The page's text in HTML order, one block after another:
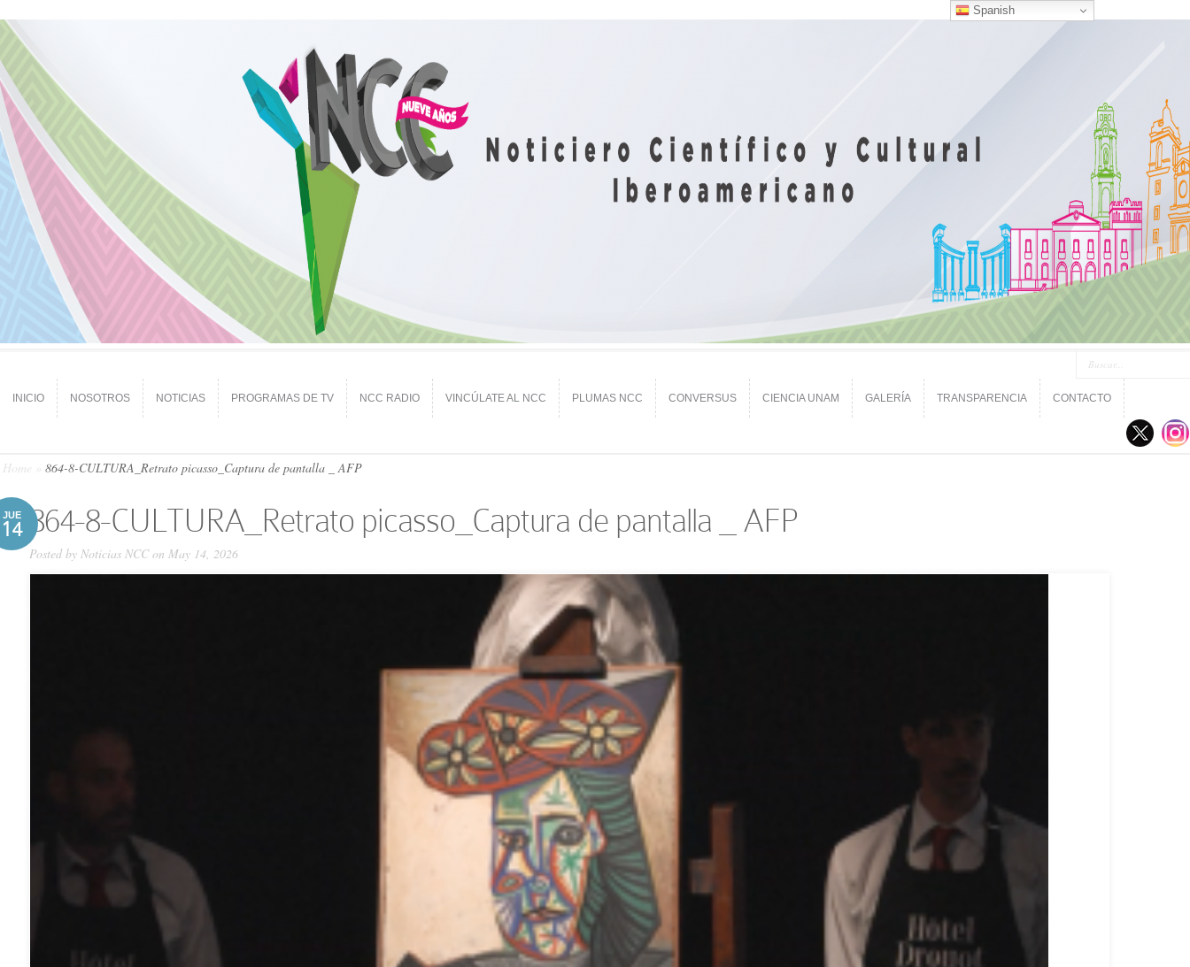
INICIO NOSOTROS NOTICIAS PROGRAMAS DE TV NCC RADIO VINCÚLATE AL NCC PLUMAS NCC CONVERSUS CIENCIA UNAM GALERÍA TRANSPARENCIA CONTACTO
Home 864-8-CULTURA_Retrato picasso_Captura de pantalla _ AFP
JUE
14 864-8-CULTURA_Retrato picasso_Captura de pantalla _ AFP
Posted by Noticias NCCon May 14, 2026
Spanish